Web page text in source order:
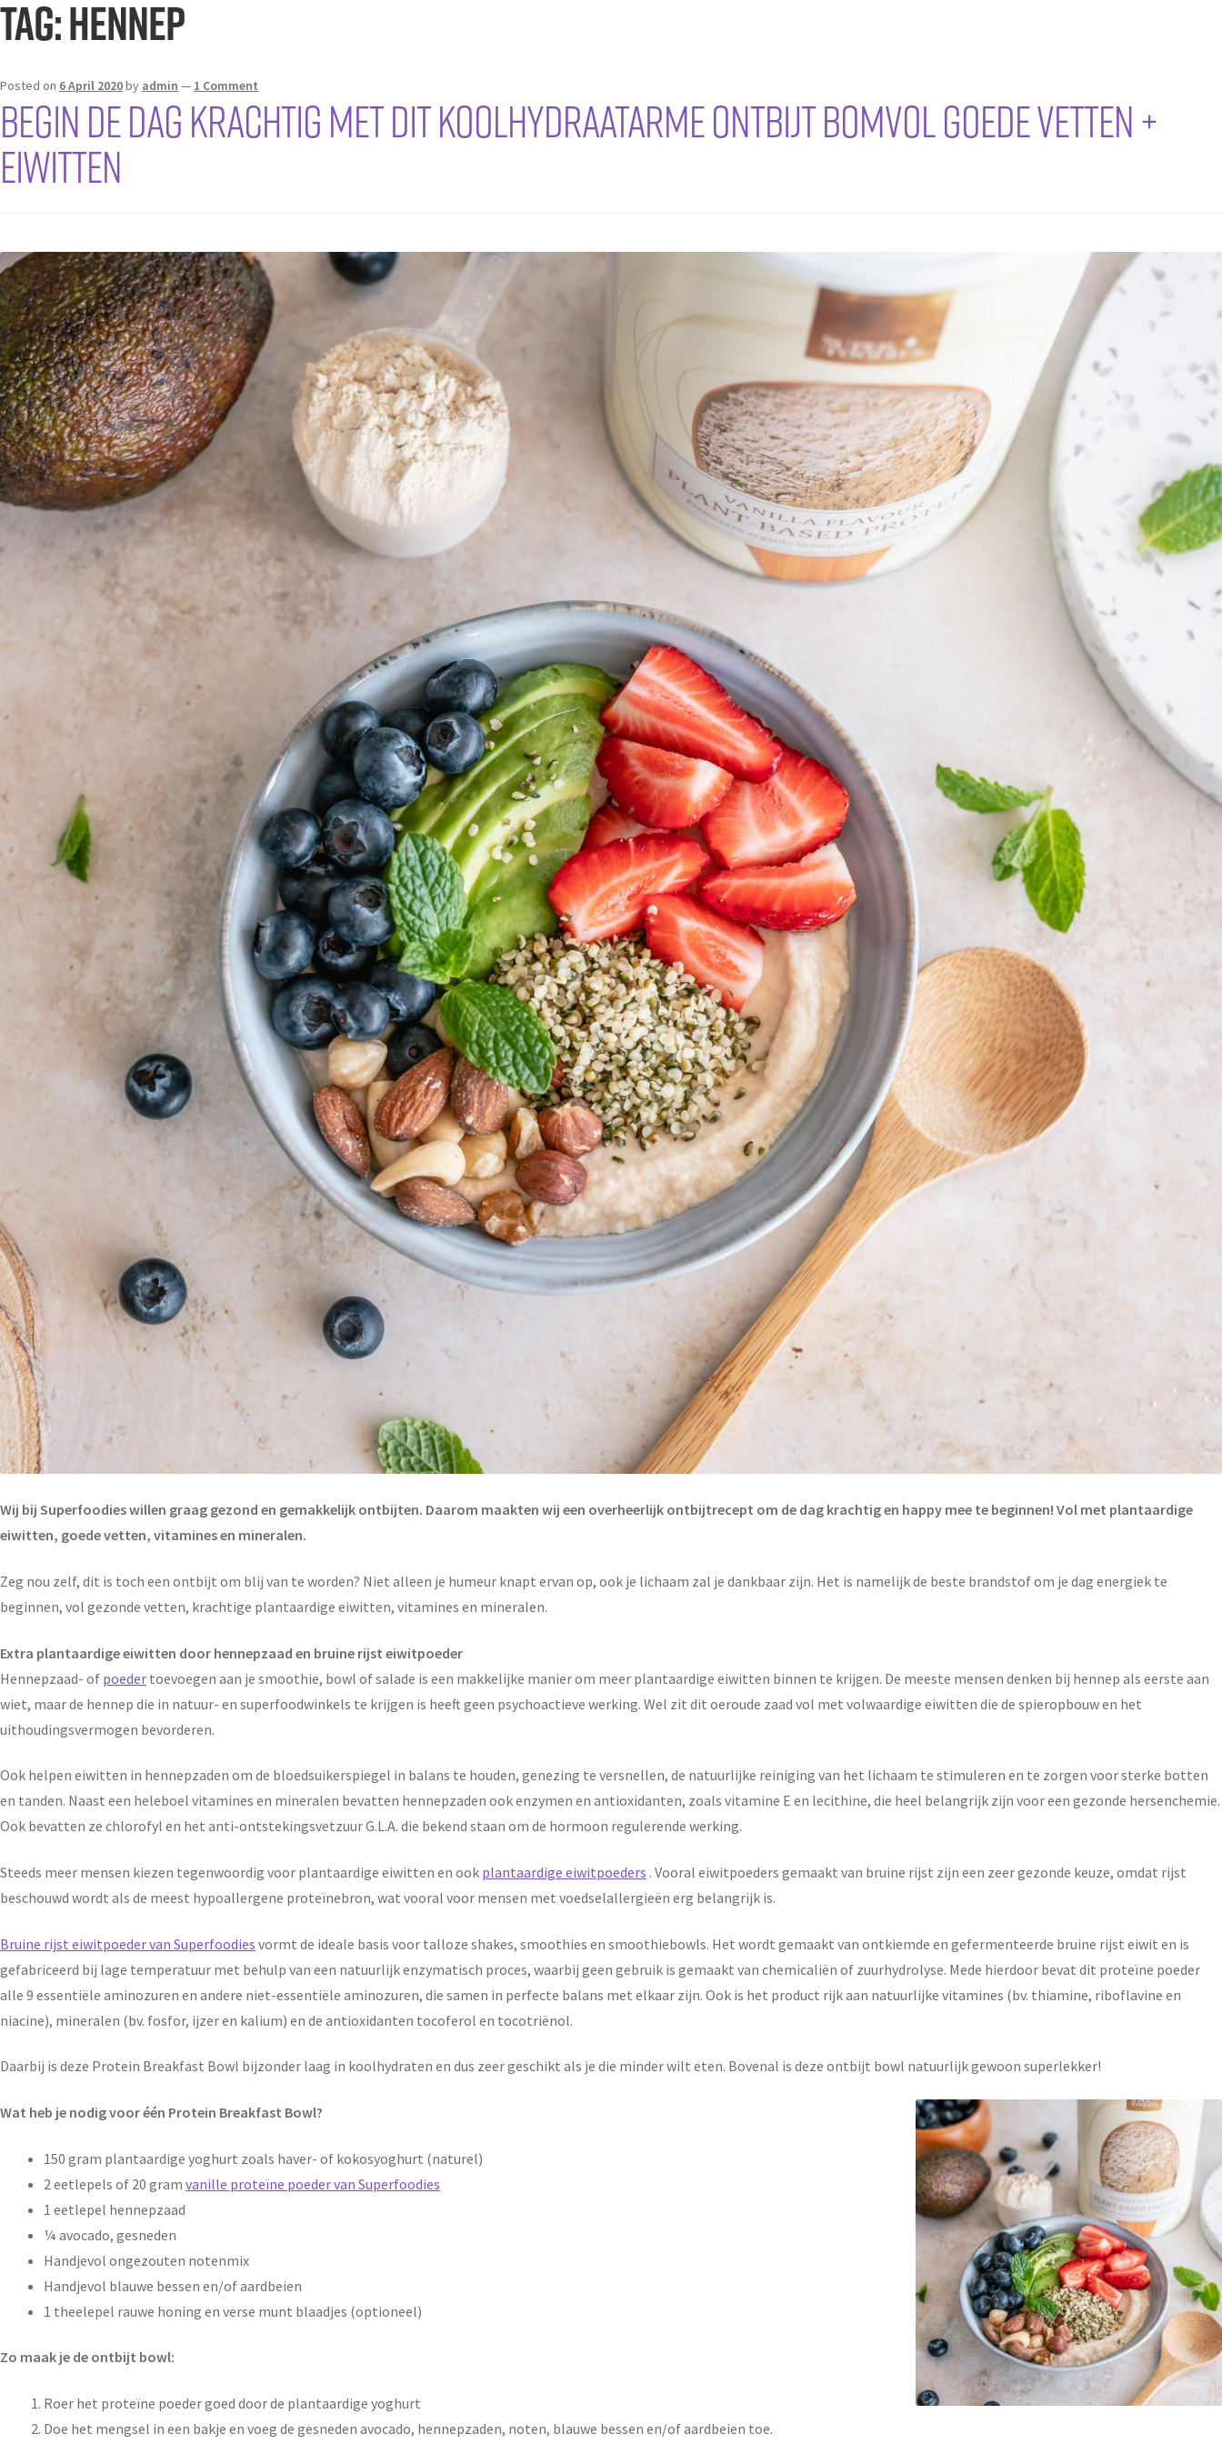
Tag:hennep
Posted on 6 April 2020by admin — 1 Comment
Begin de dag krachtig met dit koolhydraatarme ontbijt bomvol goede vetten +
eiwitten
Wij bij Superfoodies willen graag gezond en gemakkelijk ontbijten. Daarom maakten wij een overheerlijk ontbijtrecept om de dag krachtig en happy mee te beginnen! Vol met plantaardige
eiwitten, goede vetten, vitamines en mineralen.
Zeg nou zelf, dit is toch een ontbijt om blij van te worden? Niet alleen je humeur knapt ervan op, ook je lichaam zal je dankbaar zijn. Het is namelijk de beste brandstof om je dag energiek te
beginnen, vol gezonde vetten, krachtige plantaardige eiwitten, vitamines en mineralen.
Extra plantaardige eiwitten door hennepzaad en bruine rijst eiwitpoeder
Hennepzaad- of poeder toevoegen aan je smoothie, bowl of salade is een makkelijke manier om meer plantaardige eiwitten binnen te krijgen. De meeste mensen denken bij hennep als eerste aan
wiet, maar de hennep die in natuur- en superfoodwinkels te krijgen is heeft geen psychoactieve werking. Wel zit dit oeroude zaad vol met volwaardige eiwitten die de spieropbouw en het
uithoudingsvermogen bevorderen.
Ook helpen eiwitten in hennepzaden om de bloedsuikerspiegel in balans te houden, genezing te versnellen, de natuurlijke reiniging van het lichaam te stimuleren en te zorgen voor sterke botten
en tanden. Naast een heleboel vitamines en mineralen bevatten hennepzaden ook enzymen en antioxidanten, zoals vitamine E en lecithine, die heel belangrijk zijn voor een gezonde hersenchemie.
Ook bevatten ze chlorofyl en het anti-ontstekingsvetzuur G.L.A. die bekend staan om de hormoon regulerende werking.
Steeds meer mensen kiezen tegenwoordig voor plantaardige eiwitten en ook plantaardige eiwitpoeders . Vooral eiwitpoeders gemaakt van bruine rijst zijn een zeer gezonde keuze, omdat rijst
beschouwd wordt als de meest hypoallergene proteïnebron, wat vooral voor mensen met voedselallergieën erg belangrijk is.
Bruine rijst eiwitpoeder van Superfoodies vormt de ideale basis voor talloze shakes, smoothies en smoothiebowls. Het wordt gemaakt van ontkiemde en gefermenteerde bruine rijst eiwit en is
gefabriceerd bij lage temperatuur met behulp van een natuurlijk enzymatisch proces, waarbij geen gebruik is gemaakt van chemicaliën of zuurhydrolyse. Mede hierdoor bevat dit proteïne poeder
alle 9 essentiële aminozuren en andere niet-essentiële aminozuren, die samen in perfecte balans met elkaar zijn. Ook is het product rijk aan natuurlijke vitamines (bv. thiamine, riboflavine en
niacine), mineralen (bv. fosfor, ijzer en kalium) en de antioxidanten tocoferol en tocotriënol.
Daarbij is deze Protein Breakfast Bowl bijzonder laag in koolhydraten en dus zeer geschikt als je die minder wilt eten. Bovenal is deze ontbijt bowl natuurlijk gewoon superlekker!
Wat heb je nodig voor één Protein Breakfast Bowl?
150 gram plantaardige yoghurt zoals haver- of kokosyoghurt (naturel)
2 eetlepels of 20 gram vanille proteïne poeder van Superfoodies
1 eetlepel hennepzaad
¼ avocado, gesneden
Handjevol ongezouten notenmix
Handjevol blauwe bessen en/of aardbeien
1 theelepel rauwe honing en verse munt blaadjes (optioneel)
Zo maak je de ontbijt bowl:
Roer het proteïne poeder goed door de plantaardige yoghurt
Doe het mengsel in een bakje en voeg de gesneden avocado, hennepzaden, noten, blauwe bessen en/of aardbeien toe.